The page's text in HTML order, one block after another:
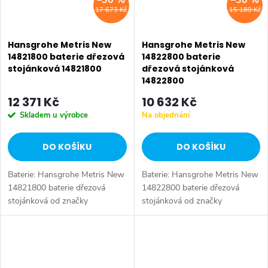
17 673 Kč
Hansgrohe Metris New
14821800 baterie dřezová
stojánková 14821800
12 371 Kč
Skladem u výrobce
DO KOŠÍKU
Baterie: Hansgrohe Metris New
14821800 baterie dřezová
stojánková od značky
Hansgrohe. Série: Metris New.
15 189 Kč
Hansgrohe Metris New
14822800 baterie
dřezová stojánková
14822800
10 632 Kč
Na objednání
DO KOŠÍKU
Baterie: Hansgrohe Metris New
14822800 baterie dřezová
stojánková od značky
Hansgrohe. Série: Metris New.